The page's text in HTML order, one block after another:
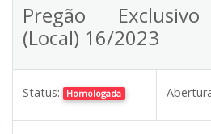
Pregão Exclusivo
(Local) 16/2023
Status: Homologada